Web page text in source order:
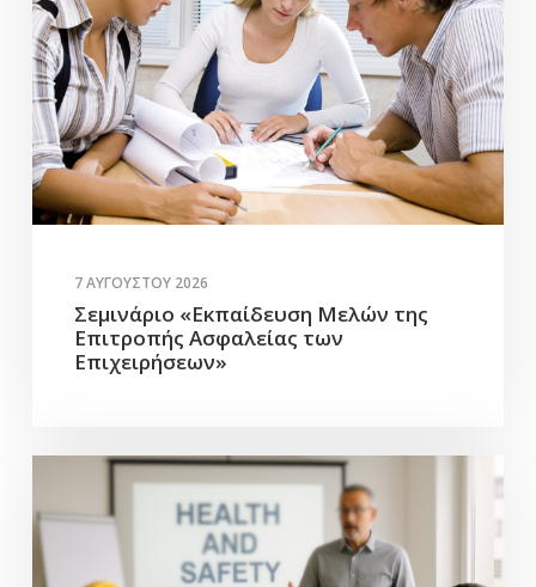
7 ΑΥΓΟΎΣΤΟΥ 2026
Σεμινάριο «Εκπαίδευση Μελών της
Επιτροπής Ασφαλείας των
Επιχειρήσεων»